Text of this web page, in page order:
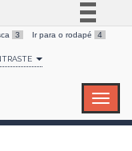
BR
3 Ir para o rodapé 4